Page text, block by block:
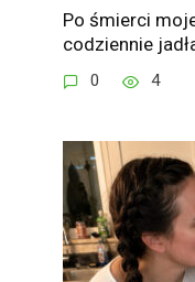
Po śmierci
codziennie
0 4